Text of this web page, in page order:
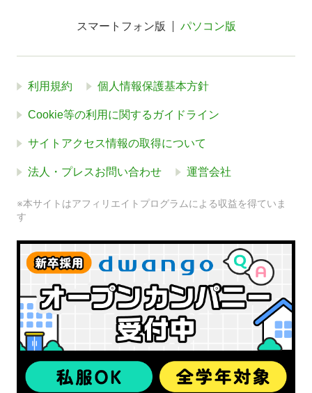
スマートフォン版 パソコン版
利用規約 個人情報保護基本方針
Cookie等の利用に関するガイドライン
サイトアクセス情報の取得について
法人・プレスお問い合わせ 運営会社
※本サイトはアフィリエイトプログラムによる収益を得ていま
す